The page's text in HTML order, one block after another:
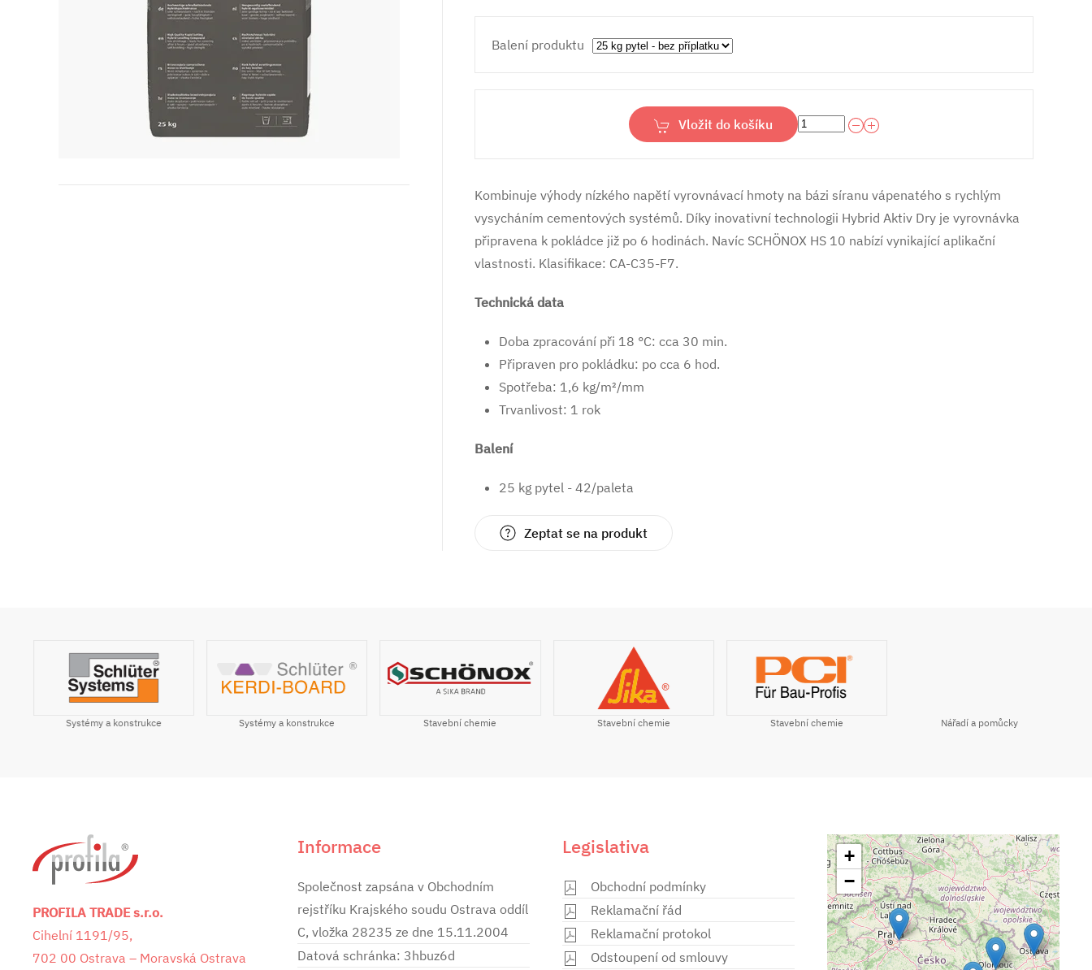
Balení produktu
Vložit do košíku
Kombinuje výhody nízkého napětí vyrovnávací hmoty na bázi síranu vápenatého s rychlým
vysycháním cementových systémů. Díky inovativní technologii Hybrid Aktiv Dry je vyrovnávka
připravena k pokládce již po 6 hodinách. Navíc SCHÖNOX HS 10 nabízí vynikající aplikační
vlastnosti. Klasifikace: CA-C35-F7.
Technická data
Doba zpracování při 18 °C: cca 30 min.
Připraven pro pokládku: po cca 6 hod.
Spotřeba: 1,6 kg/m²/mm
Trvanlivost: 1 rok
Balení
25 kg pytel - 42/paleta
Zeptat se na produkt
Systémy a konstrukce Systémy a konstrukce Stavební chemie Stavební chemie Stavební chemie Nářadí a pomůcky
PROFILA TRADE s.r.o.
Cihelní 1191/95,
702 00 Ostrava – Moravská Ostrava
Informace
Společnost zapsána v Obchodním
rejstříku Krajského soudu Ostrava oddíl
C, vložka 28235 ze dne 15.11.2004
Datová schránka: 3hbuz6d
Legislativa
Obchodní podmínky
Reklamační řád
Reklamační protokol
Odstoupení od smlouvy
+
−